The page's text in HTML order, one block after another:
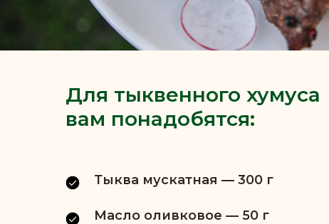
Для тыквенного хумуса
вам понадобятся:
Тыква мускатная — 300 г
Масло оливковое — 50 г